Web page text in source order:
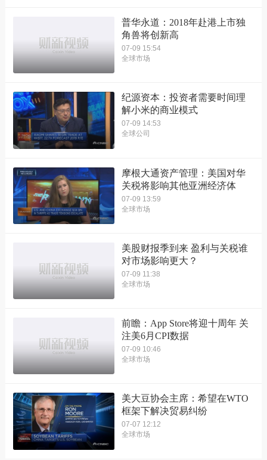
普华永道：2018年赴港上市独
角兽将创新高
07-09 15:54
全球市场
纪源资本：投资者需要时间理
解小米的商业模式
07-09 14:53
全球公司
摩根大通资产管理：美国对华
关税将影响其他亚洲经济体
07-09 13:59
全球市场
美股财报季到来 盈利与关税谁
对市场影响更大？
07-09 11:38
全球市场
前瞻：App Store将迎十周年 关
注美6月CPI数据
07-09 10:46
全球市场
美大豆协会主席：希望在WTO
框架下解决贸易纠纷
07-07 12:12
全球市场